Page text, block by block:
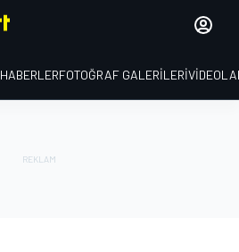
HABERLERFOTOĞRAF GALERILERI